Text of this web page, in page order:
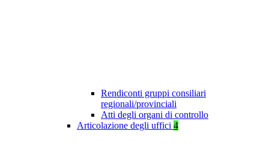
Rendiconti gruppi consiliari
regionali/provinciali
Atti degli organi di controllo
Articolazione degli uffici 4